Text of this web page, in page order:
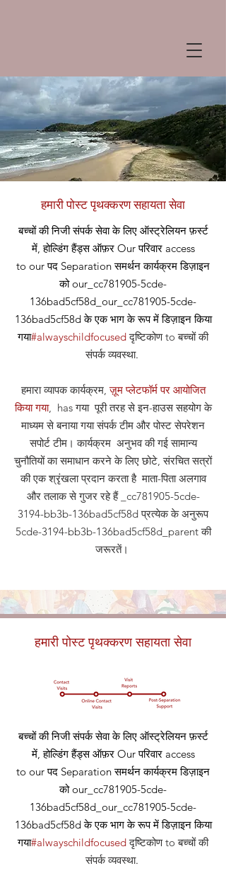
हमारी पोस्ट पृथक्करण सहायता सेवा
बच्चों की निजी संपर्क सेवा के लिए ऑस्ट्रेलियन फ़र्स्ट
में, होल्डिंग हैंड्स ऑफ़र Ourपरिवार access
to ourपद Separation समर्थन कार्यक्रम डिज़ाइन
को our_cc781905-5cde-
136bad5cf58d_our_cc781905-5cde-
136bad5cf58d के एक भाग के रूप में डिज़ाइन किया
गया#alwayschildfocusedदृष्टिकोणto बच्चों की
संपर्क व्यवस्था.
हमारा व्यापक कार्यक्रम,ज़ूम प्लेटफॉर्म पर आयोजित
किया गया, has गया पूरी तरह से इन-हाउस सहयोग के
माध्यम से बनाया गया संपर्क टीम और पोस्ट सेपरेशन
सपोर्ट टीम। कार्यक्रम अनुभव की गई सामान्य
चुनौतियों का समाधान करने के लिए छोटे, संरचित सत्रों
की एक श्रृंखला प्रदान करता है माता-पिता अलगाव
और तलाक से गुजर रहे हैं _cc781905-5cde-
3194-bb3b-136bad5cf58d प्रत्येक के अनुरूप
5cde-3194-bb3b-136bad5cf58d_parent की
जरूरतें।
हमारी पोस्ट पृथक्करण सहायता सेवा
बच्चों की निजी संपर्क सेवा के लिए ऑस्ट्रेलियन फ़र्स्ट
में, होल्डिंग हैंड्स ऑफ़र Ourपरिवार access
to ourपद Separation समर्थन कार्यक्रम डिज़ाइन
को our_cc781905-5cde-
136bad5cf58d_our_cc781905-5cde-
136bad5cf58d के एक भाग के रूप में डिज़ाइन किया
गया#alwayschildfocusedदृष्टिकोणto बच्चों की
संपर्क व्यवस्था.